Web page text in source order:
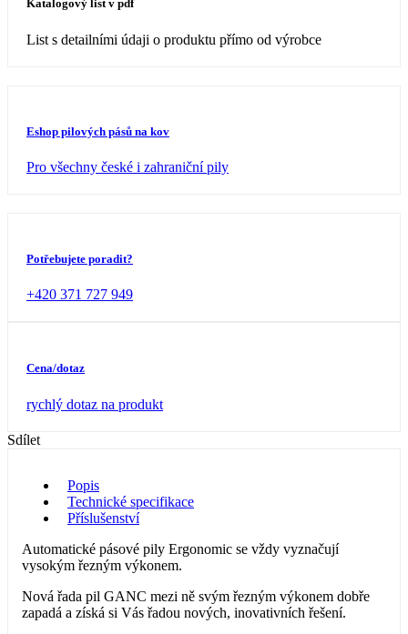
Katalogový list v pdf
List s detailními údaji o produktu přímo od výrobce
Eshop pilových pásů na kov
Pro všechny české i zahraniční pily
Potřebujete poradit?
+420 371 727 949
Cena/dotaz
rychlý dotaz na produkt
Sdílet
Popis
Technické specifikace
Příslušenství
Automatické pásové pily Ergonomic se vždy vyznačují
vysokým řezným výkonem.
Nová řada pil GANC mezi ně svým řezným výkonem dobře
zapadá a získá si Vás řadou nových, inovativních řešení.